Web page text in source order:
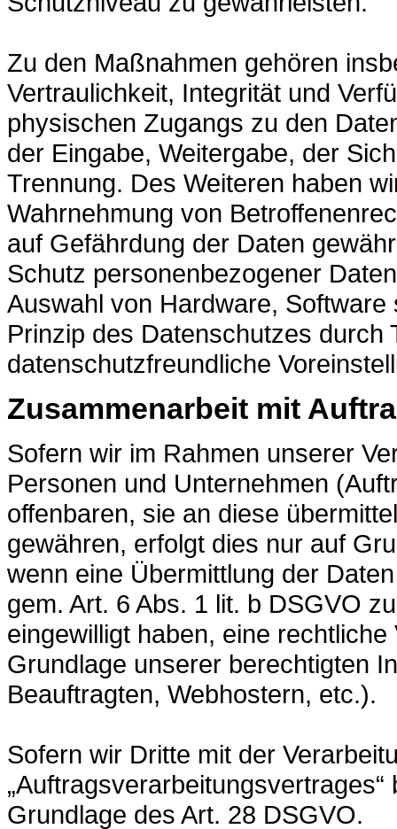
Zu den Maßnahmen gehören
Vertraulichkeit, Integrität und
physischen Zugangs zu den
der Eingabe, Weitergabe, der
Trennung. Des Weiteren haben
Wahrnehmung von
auf Gefährdung der Daten
Schutz personenbezogener
Auswahl von Hardware,
Prinzip des Datenschutzes durch
datenschutzfreundliche
Zusammenarbeit mit
Sofern wir im Rahmen unserer
Personen und Unternehmen
offenbaren, sie an diese
gewähren, erfolgt dies nur auf
wenn eine Übermittlung der
gem. Art. 6 Abs. 1 lit. b DSGVO
eingewilligt haben, eine
Grundlage unserer berechtigten
Beauftragten, Webhostern, etc.).
Sofern wir Dritte mit der
Grundlage des Art. 28 DSGVO.